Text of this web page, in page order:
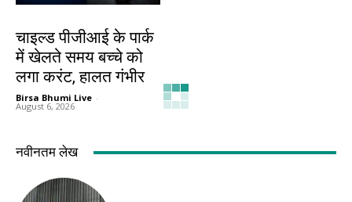
चाइल्ड पीजीआई के पार्क
में खेलते समय बच्चे को
लगा करंट, हालत गंभीर
Birsa Bhumi Live -
August 6, 2026
नवीनतम लेख